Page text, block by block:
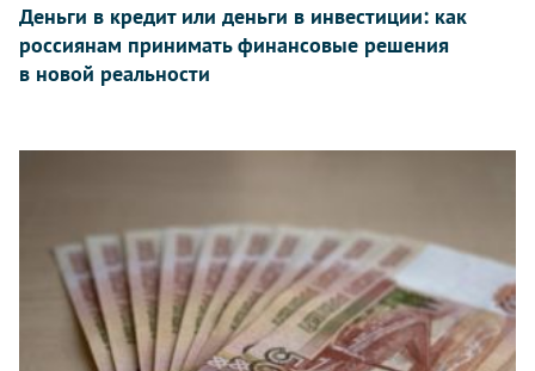
Деньги в кредит или деньги в инвестиции: как
россиянам принимать финансовые решения
в новой реальности